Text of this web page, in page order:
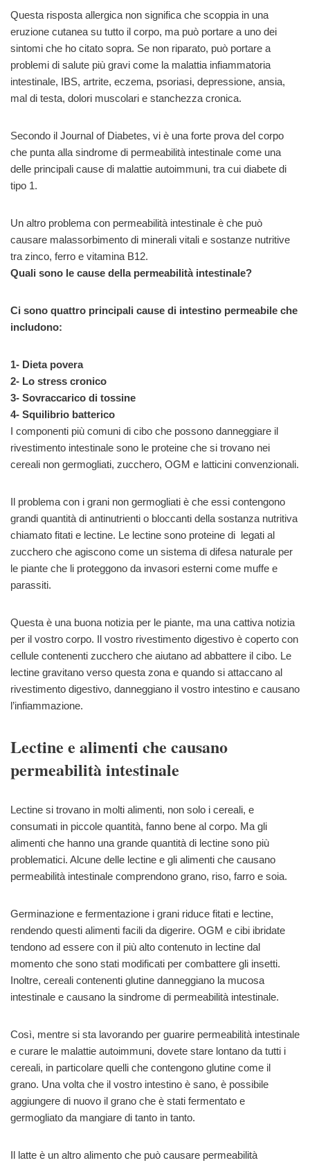
Questa risposta allergica non significa che scoppia in una
eruzione cutanea su tutto il corpo, ma può portare a uno dei
sintomi che ho citato sopra. Se non riparato, può portare a
problemi di salute più gravi come la malattia infiammatoria
intestinale, IBS, artrite, eczema, psoriasi, depressione, ansia,
mal di testa, dolori muscolari e stanchezza cronica.
Secondo il Journal of Diabetes, vi è una forte prova del corpo
che punta alla sindrome di permeabilità intestinale come una
delle principali cause di malattie autoimmuni, tra cui diabete di
tipo 1.
Un altro problema con permeabilità intestinale è che può
causare malassorbimento di minerali vitali e sostanze nutritive
tra zinco, ferro e vitamina B12.
Quali sono le cause della permeabilità intestinale?
Ci sono quattro principali cause di intestino permeabile che
includono:
1- Dieta povera
2- Lo stress cronico
3- Sovraccarico di tossine
4- Squilibrio batterico
I componenti più comuni di cibo che possono danneggiare il
rivestimento intestinale sono le proteine che si trovano nei
cereali non germogliati, zucchero, OGM e latticini convenzionali.
Il problema con i grani non germogliati è che essi contengono
grandi quantità di antinutrienti o bloccanti della sostanza nutritiva
chiamato fitati e lectine. Le lectine sono proteine di legati al
zucchero che agiscono come un sistema di difesa naturale per
le piante che li proteggono da invasori esterni come muffe e
parassiti.
Questa è una buona notizia per le piante, ma una cattiva notizia
per il vostro corpo. Il vostro rivestimento digestivo è coperto con
cellule contenenti zucchero che aiutano ad abbattere il cibo. Le
lectine gravitano verso questa zona e quando si attaccano al
rivestimento digestivo, danneggiano il vostro intestino e causano
l’infiammazione.
Lectine e alimenti che causano
permeabilità intestinale
Lectine si trovano in molti alimenti, non solo i cereali, e
consumati in piccole quantità, fanno bene al corpo. Ma gli
alimenti che hanno una grande quantità di lectine sono più
problematici. Alcune delle lectine e gli alimenti che causano
permeabilità intestinale comprendono grano, riso, farro e soia.
Germinazione e fermentazione i grani riduce fitati e lectine,
rendendo questi alimenti facili da digerire. OGM e cibi ibridate
tendono ad essere con il più alto contenuto in lectine dal
momento che sono stati modificati per combattere gli insetti.
Inoltre, cereali contenenti glutine danneggiano la mucosa
intestinale e causano la sindrome di permeabilità intestinale.
Così, mentre si sta lavorando per guarire permeabilità intestinale
e curare le malattie autoimmuni, dovete stare lontano da tutti i
cereali, in particolare quelli che contengono glutine come il
grano. Una volta che il vostro intestino è sano, è possibile
aggiungere di nuovo il grano che è stati fermentato e
germogliato da mangiare di tanto in tanto.
Il latte è un altro alimento che può causare permeabilità